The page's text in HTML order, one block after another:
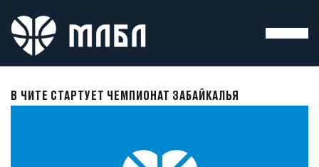
В ЧИТЕ СТАРТУЕТ ЧЕМПИОНАТ ЗАБАЙКАЛЬЯ